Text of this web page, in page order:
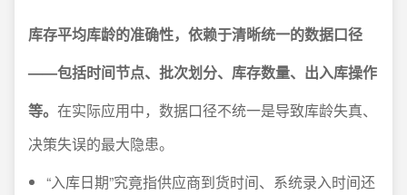
库存平均库龄的准确性，依赖于清晰统一的数据口径
——包括时间节点、批次划分、库存数量、出入库操作
等。 在实际应用中，数据口径不统一是导致库龄失真、
决策失误的最大隐患。
“入库日期”究竟指供应商到货时间、系统录入时间还